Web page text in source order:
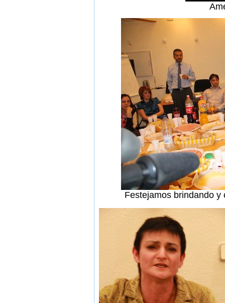
Festejamos brindando